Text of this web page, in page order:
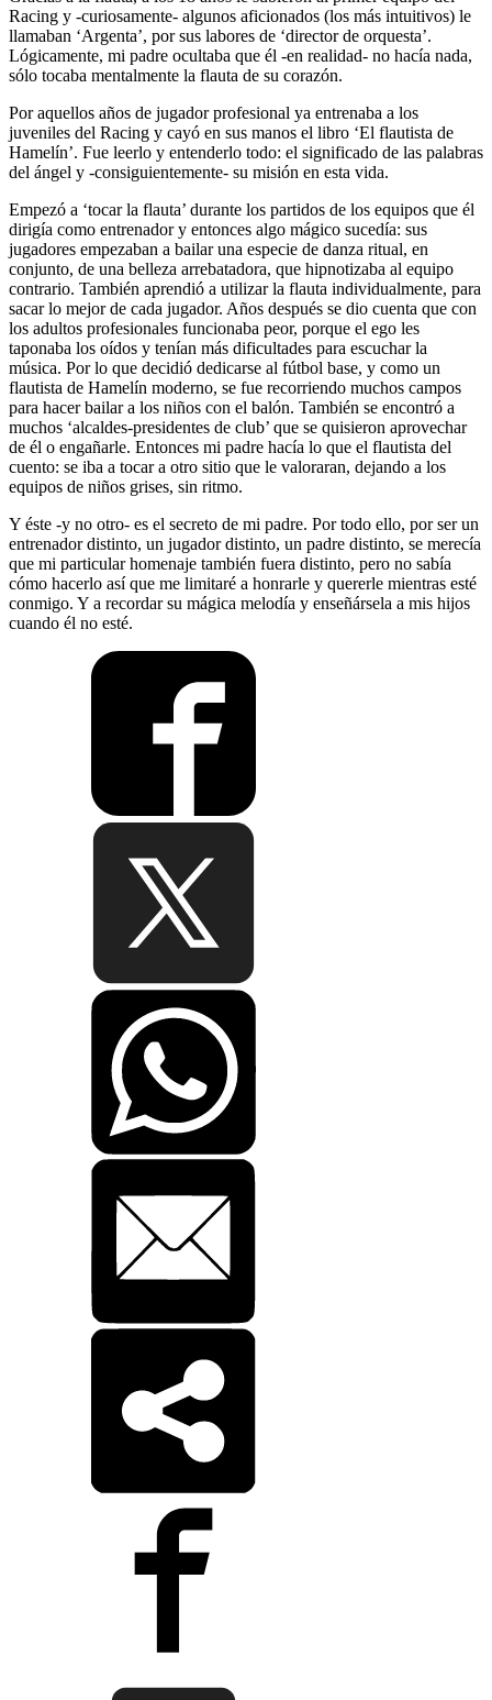
Racing y -curiosamente- algunos aficionados (los más intuitivos) le
llamaban ‘Argenta’, por sus labores de ‘director de orquesta’.
Lógicamente, mi padre ocultaba que él -en realidad- no hacía nada,
sólo tocaba mentalmente la flauta de su corazón.
Por aquellos años de jugador profesional ya entrenaba a los
juveniles del Racing y cayó en sus manos el libro ‘El flautista de
Hamelín’. Fue leerlo y entenderlo todo: el significado de las palabras
del ángel y -consiguientemente- su misión en esta vida.
Empezó a ‘tocar la flauta’ durante los partidos de los equipos que él
dirigía como entrenador y entonces algo mágico sucedía: sus
jugadores empezaban a bailar una especie de danza ritual, en
conjunto, de una belleza arrebatadora, que hipnotizaba al equipo
contrario. También aprendió a utilizar la flauta individualmente, para
sacar lo mejor de cada jugador. Años después se dio cuenta que con
los adultos profesionales funcionaba peor, porque el ego les
taponaba los oídos y tenían más dificultades para escuchar la
música. Por lo que decidió dedicarse al fútbol base, y como un
flautista de Hamelín moderno, se fue recorriendo muchos campos
para hacer bailar a los niños con el balón. También se encontró a
muchos ‘alcaldes-presidentes de club’ que se quisieron aprovechar
de él o engañarle. Entonces mi padre hacía lo que el flautista del
cuento: se iba a tocar a otro sitio que le valoraran, dejando a los
equipos de niños grises, sin ritmo.
Y éste -y no otro- es el secreto de mi padre. Por todo ello, por ser un
entrenador distinto, un jugador distinto, un padre distinto, se merecía
que mi particular homenaje también fuera distinto, pero no sabía
cómo hacerlo así que me limitaré a honrarle y quererle mientras esté
conmigo. Y a recordar su mágica melodía y enseñársela a mis hijos
cuando él no esté.